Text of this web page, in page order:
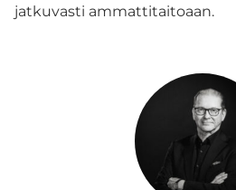
jatkuvasti ammattitaitoaan.